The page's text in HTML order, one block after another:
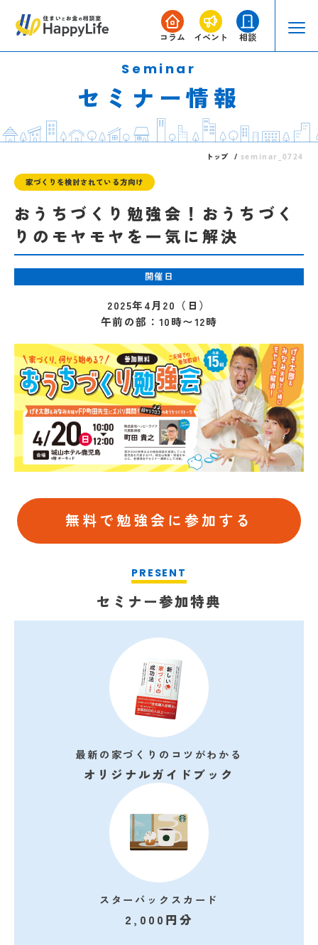
コラム イベント 相談
セミナー情報
トップ seminar_0724
家づくりを検討されている方向け
おうちづくり勉強会！おうちづく
りのモヤモヤを一気に解決
開催日
2025年4月20（日）
午前の部 ：10時〜12時
無料で勉強会に参加する
セミナー参加特典
最新の家づくりのコツがわかる
オリジナルガイドブック
スターバックスカード
2,000円分